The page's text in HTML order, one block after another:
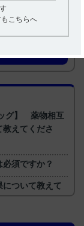
グ】 薬物相互
えてくださ
須ですか？
ついて教えて
濃度の推移につ
こちらへ